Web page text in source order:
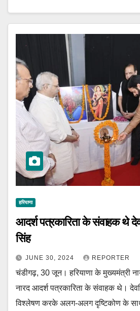
हरियाणा
आदर्श पत्रकारिता के संवाहक थे
सिंह
JUNE 30, 2024 REPORTER
चंडीगढ़, 30 जून। हरियाणा के मुख्यमंत्री
नारद आदर्श पत्रकारिता के संवाहक थे।
विश्लेषण करके अलग-अलग दृष्टिकोण के